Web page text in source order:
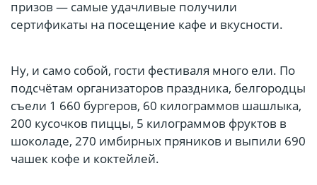
призов — самые удачливые получили
сертификаты на посещение кафе и вкусности.
Ну, и само собой, гости фестиваля много ели. По
подсчётам организаторов праздника, белгородцы
съели 1 660 бургеров, 60 килограммов шашлыка,
200 кусочков пиццы, 5 килограммов фруктов в
шоколаде, 270 имбирных пряников и выпили 690
чашек кофе и коктейлей.